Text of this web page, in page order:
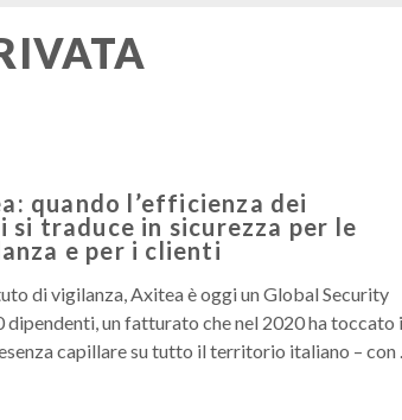
quando l’efficienza dei
traduce in sicurezza per le
e per i clienti
di vigilanza, Axitea è oggi un Global Security
dipendenti, un fatturato che nel 2020 ha toccato
capillare su tutto il territorio italiano –